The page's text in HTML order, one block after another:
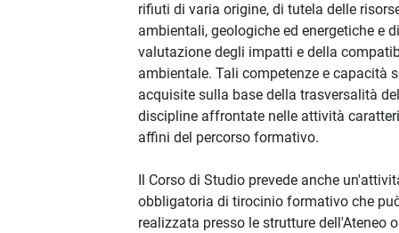
rifiuti di varia origine, di tutela delle
ambientali, geologiche ed energetiche e di
valutazione degli impatti e della
ambientale. Tali competenze e capacità
acquisite sulla base della trasversalità
discipline affrontate nelle attività
affini del percorso formativo.
Il Corso di Studio prevede anche
obbligatoria di tirocinio formativo che
realizzata presso le strutture dell'Ateneo